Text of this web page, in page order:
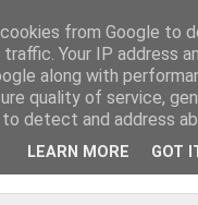
from Google to
Your IP address
along with
quality of service,
detect and address
LEARN MORE GOT